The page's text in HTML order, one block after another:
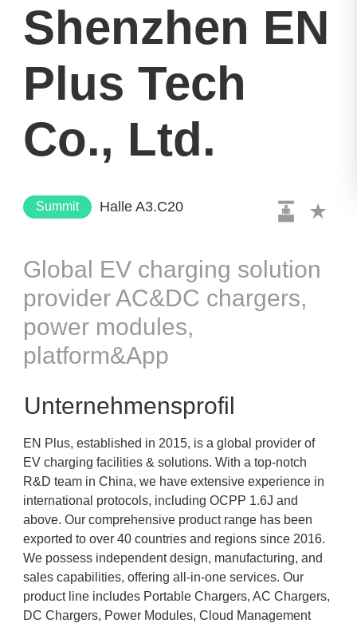
Shenzhen EN
Plus Tech
Co., Ltd.
Summit Halle A3.C20
Global EV charging solution
provider AC&DC chargers,
power modules,
platform&App
Unternehmensprofil
EN Plus, established in 2015, is a global provider of
EV charging facilities & solutions. With a top-notch
R&D team in China, we have extensive experience in
international protocols, including OCPP 1.6J and
above. Our comprehensive product range has been
exported to over 40 countries and regions since 2016.
We possess independent design, manufacturing, and
sales capabilities, offering all-in-one services. Our
product line includes Portable Chargers, AC Chargers,
DC Chargers, Power Modules, Cloud Management